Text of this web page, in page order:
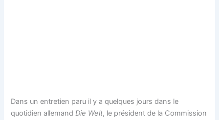
Dans un entretien paru il y a quelques jours dans le
quotidien allemandDie Welt, le président de la Commission